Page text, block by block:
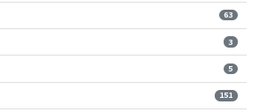
63
3
5
151